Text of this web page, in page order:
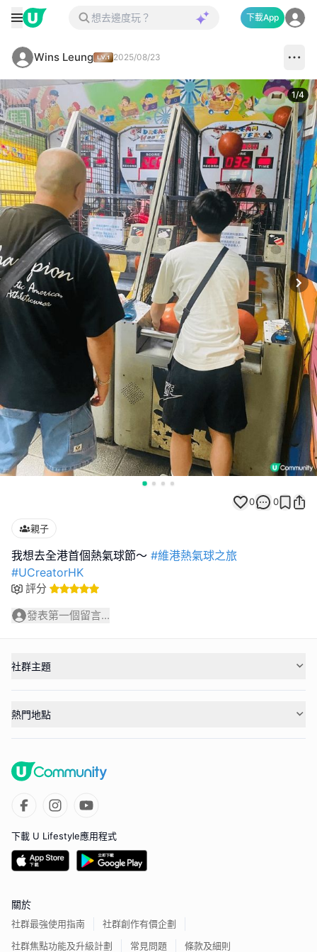
下載App
Wins Leung 2025/08/23
1/4
0 0
親子
我想去全港首個熱氣球節～ #維港熱氣球之旅
#UCreatorHK
評分
發表第一個留言...
社群主題
熱門地點
下載 U Lifestyle應用程式
關於
社群最強使用指南
社群創作有價企劃
社群焦點功能及升級計劃
常見問題 條款及細則